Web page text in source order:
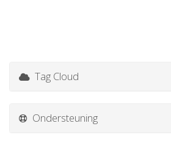
Tag Cloud
Ondersteuning